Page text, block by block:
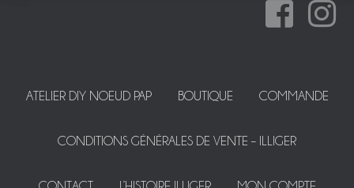
ATELIER DIY NOEUD PAP BOUTIQUE COMMANDE
CONDITIONS GÉNÉRALES DE VENTE – ILLIGER